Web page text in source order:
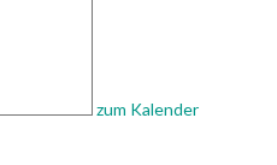
zum Kalender